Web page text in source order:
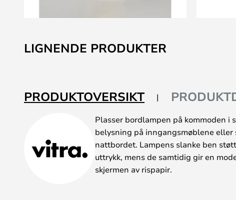
til
begynnelsen
LIGNENDE PRODUKTER
PRODUKTOVERSIKT
Plasser bordlampen på kommoden i
belysning på inngangsmøblene eller
nattbordet. Lampens slanke ben
uttrykk, mens de samtidig gir en
skjermen av rispapir.